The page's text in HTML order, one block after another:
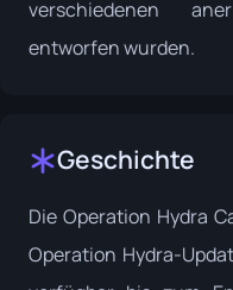
verschiedenen
entworfen wurden.
Geschichte
Die Operation Hydra
Operation Hydra-